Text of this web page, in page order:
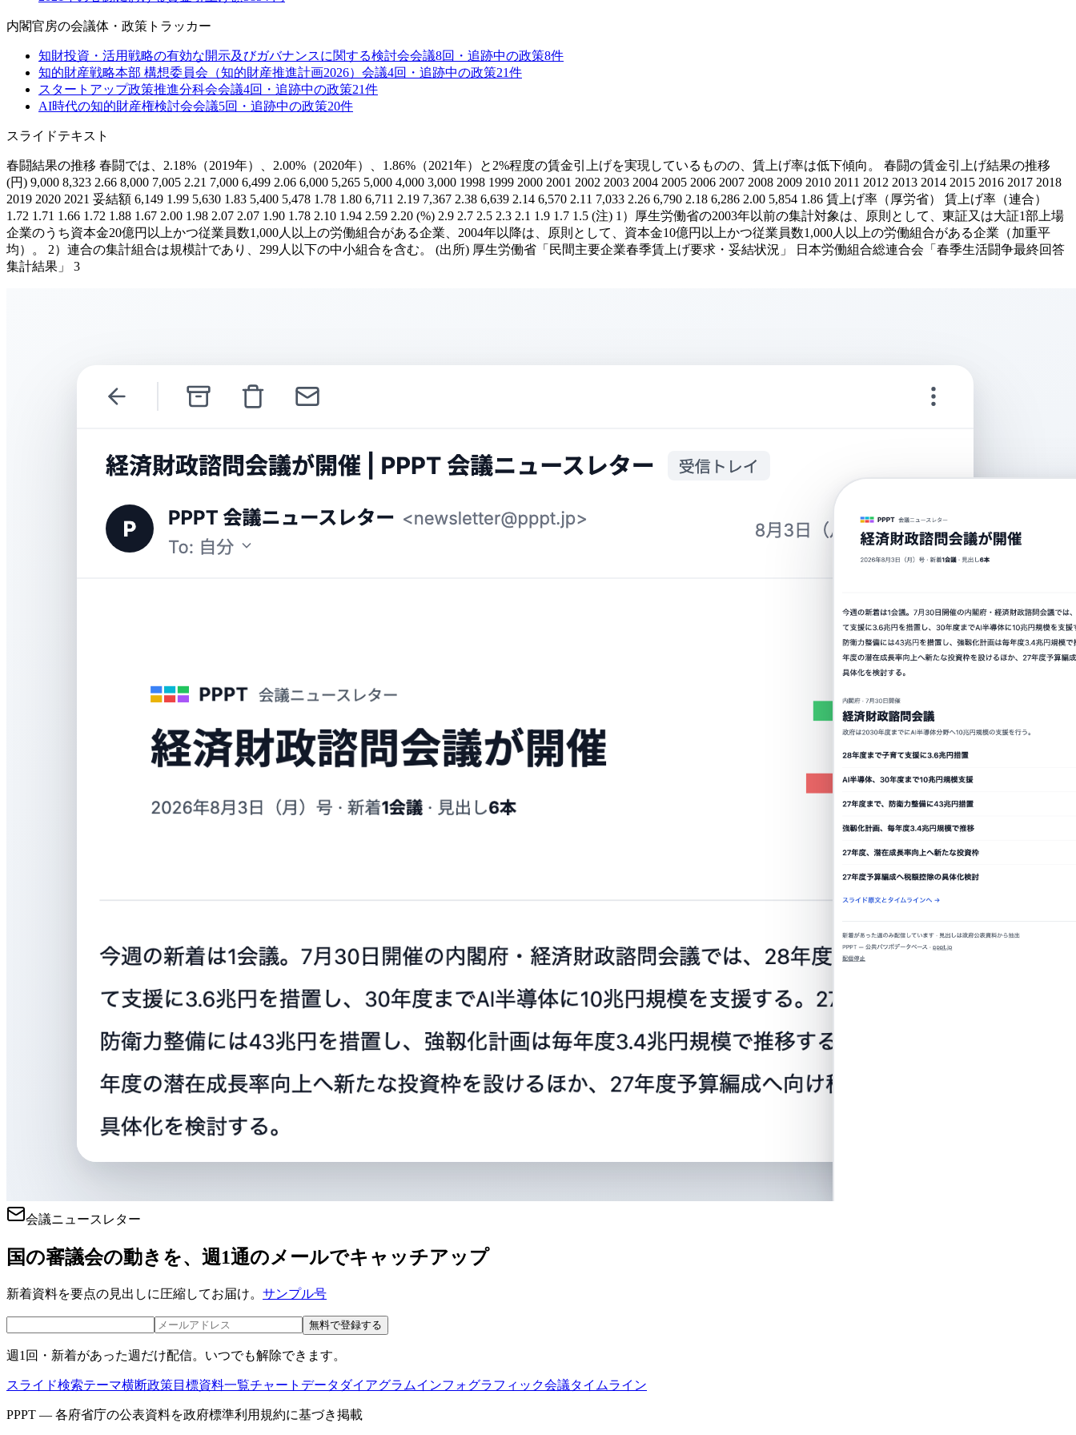
内閣官房の会議体・政策トラッカー
知財投資・活用戦略の有効な開示及びガバナンスに関する検討会会議8回・追跡中の政策8件
知的財産戦略本部 構想委員会（知的財産推進計画2026） 会議4回・追跡中の政策21件
スタートアップ政策推進分科会会議4回・追跡中の政策21件
AI時代の知的財産権検討会会議5回・追跡中の政策20件
スライドテキスト
春闘結果の推移 春闘では、2.18%（2019年）、2.00%（2020年）、1.86%（2021年）と2%程度の賃金引上げを実現しているものの、賃上げ率は低下傾向。 春闘の賃金引上げ結果の推移
(円) 9,000 8,323 2.66 8,000 7,005 2.21 7,000 6,499 2.06 6,000 5,265 5,000 4,000 3,000 1998 1999 2000 2001 2002 2003 2004 2005 2006 2007 2008 2009 2010 2011 2012 2013 2014 2015 2016 2017 2018
2019 2020 2021 妥結額 6,149 1.99 5,630 1.83 5,400 5,478 1.78 1.80 6,711 2.19 7,367 2.38 6,639 2.14 6,570 2.11 7,033 2.26 6,790 2.18 6,286 2.00 5,854 1.86 賃上げ率（厚労省） 賃上げ率（連合）
1.72 1.71 1.66 1.72 1.88 1.67 2.00 1.98 2.07 2.07 1.90 1.78 2.10 1.94 2.59 2.20 (%) 2.9 2.7 2.5 2.3 2.1 1.9 1.7 1.5 (注) 1）厚生労働省の2003年以前の集計対象は、原則として、東証又は大証1部上場
企業のうち資本金20億円以上かつ従業員数1,000人以上の労働組合がある企業、2004年以降は、原則として、資本金10億円以上かつ従業員数1,000人以上の労働組合がある企業（加重平
均）。 2）連合の集計組合は規模計であり、299人以下の中小組合を含む。 (出所) 厚生労働省「民間主要企業春季賃上げ要求・妥結状況」 日本労働組合総連合会「春季生活闘争最終回答
集計結果」 3
会議ニュースレター
国の審議会の動きを、週1通のメールでキャッチアップ
新着資料を要点の見出しに圧縮してお届け。 サンプル号
無料で登録する
週1回・新着があった週だけ配信。いつでも解除できます。
スライド検索テーマ横断政策目標資料一覧チャートデータ ダイアグラムインフォグラフィック会議タイムライン
PPPT — 各府省庁の公表資料を政府標準利用規約に基づき掲載